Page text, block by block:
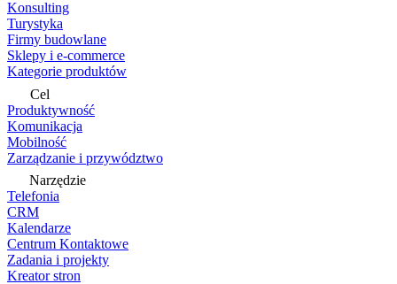
Konsulting
Turystyka
Firmy budowlane
Sklepy i e-commerce
Kategorie produktów
Cel
Produktywność
Komunikacja
Mobilność
Zarządzanie i przywództwo
Narzędzie
Telefonia
CRM
Kalendarze
Centrum Kontaktowe
Zadania i projekty
Kreator stron